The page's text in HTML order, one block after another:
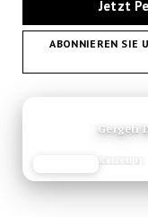
Jetzt
ABONNIEREN SIE
Gergeti
Reisetipp